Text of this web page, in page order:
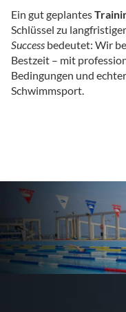
Ein gut geplantes
Schlüssel zu
Success bedeutet: Wir
Bestzeit – mit
Bedingungen und
Schwimmsport.